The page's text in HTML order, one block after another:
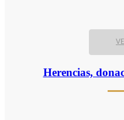
Herencias,